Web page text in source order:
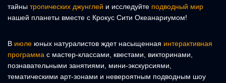
тайны тропических джунглей и исследуйте подводный мир
нашей планеты вместе с Крокус Сити Океанариумом!
В июле юных натуралистов ждет насыщенная интерактивная
программа с мастер-классами, квестами, викторинами,
познавательными занятиями, мини-экскурсиями,
тематическими арт-зонами и невероятным подводным шоу